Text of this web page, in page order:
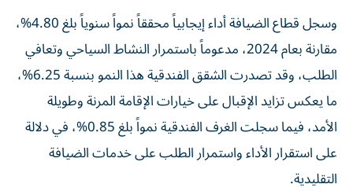
وسجل قطاع الضيافة أداء إيجابياً محققاً نمواً سنوياً بلغ 4.80%،
مقارنة بعام 2024، مدعوماً باستمرار النشاط السياحي وتعافي
الطلب، وقد تصدرت الشقق الفندقية هذا النمو بنسبة 6.25%،
ما يعكس تزايد الإقبال على خيارات الإقامة المرنة وطويلة
الأمد، فيما سجلت الغرف الفندقية نمواً بلغ 0.85%، في دلالة
على استقرار الأداء واستمرار الطلب على خدمات الضيافة
التقليدية.